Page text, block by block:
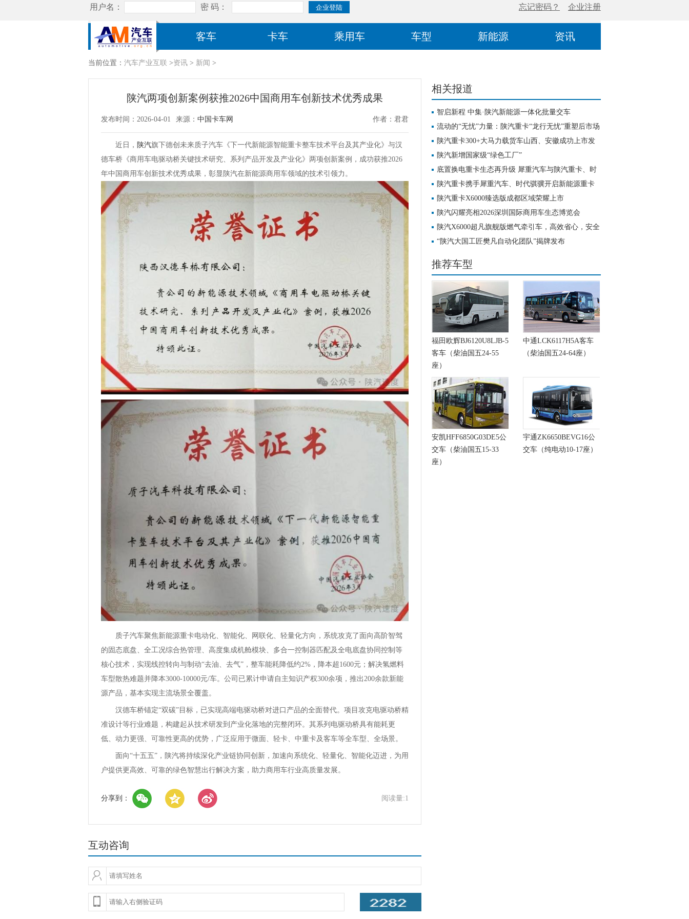
客车 卡车 乘用车 车型 新能源 资讯
当前位置： 汽车产业互联 >资讯 > 新闻 >
陕汽两项创新案例获推2026中国商用车创新技术优秀成果
发布时间：2026-04-01 来源： 中国卡车网 作者：君君
近日， 陕汽旗下德创未来质子汽车《下一代新能源智能重卡整车技术平台及其产业化》与汉
德车桥《商用车电驱动桥关键技术研究、系列产品开发及产业化》两项创新案例，成功获推2026
年中国商用车创新技术优秀成果，彰显陕汽在新能源商用车领域的技术引领力。
质子汽车聚焦新能源重卡电动化、智能化、网联化、轻量化方向，系统攻克了面向高阶智驾
的固态底盘、全工况综合热管理、高度集成机舱模块、多合一控制器匹配及全电底盘协同控制等
核心技术，实现线控转向与制动“去油、去气”，整车能耗降低约2%，降本超1600元；解决氢燃料
车型散热难题并降本3000-10000元/车。公司已累计申请自主知识产权300余项，推出200余款新能
源产品，基本实现主流场景全覆盖。
汉德车桥锚定“双碳”目标，已实现高端电驱动桥对进口产品的全面替代。项目攻克电驱动桥精
准设计等行业难题，构建起从技术研发到产业化落地的完整闭环。其系列电驱动桥具有能耗更
低、动力更强、可靠性更高的优势，广泛应用于微面、轻卡、中重卡及客车等全车型、全场景。
面向“十五五”，陕汽将持续深化产业链协同创新，加速向系统化、轻量化、智能化迈进，为用
户提供更高效、可靠的绿色智慧出行解决方案，助力商用车行业高质量发展。
分享到： 阅读量:1
互动咨询
相关报道
智启新程 中集·陕汽新能源一体化批量交车
流动的“无忧”力量：陕汽重卡“龙行无忧”重塑后市场
服务新生态
陕汽重卡300+大马力载货车山西、安徽成功上市发
布！陕汽新增国家级“绿色工厂”
底置换电重卡生态再升级 犀重汽车与陕汽重卡、时
代骐骥达成战略签约
陕汽重卡携手犀重汽车、时代骐骥开启新能源重卡
新征程
陕汽重卡X6000臻选版成都区域荣耀上市
陕汽闪耀亮相2026深圳国际商用车生态博览会
陕汽X6000超凡旗舰版燃气牵引车，高效省心，安全
护航
“陕汽大国工匠樊凡自动化团队”揭牌发布
推荐车型
福田欧辉BJ6120U8LJB-5
客车（柴油国五24-55
座）
中通LCK6117H5A客车
（柴油国五24-64座）
安凯HFF6850G03DE5公
交车（柴油国五15-33
座）
宇通ZK6650BEVG16公
交车（纯电动10-17座）